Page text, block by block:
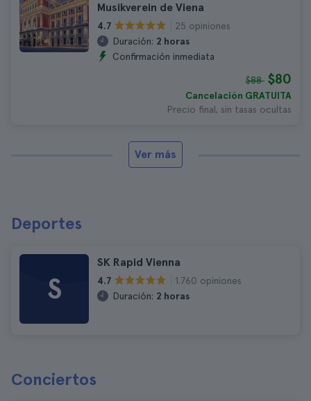
Musikverein de Viena
4.7
25 opiniones
Duración: 2 horas
Confirmación inmediata
$88 $80
Cancelación GRATUITA
Precio final, sin tasas ocultas
Ver más
Deportes
S
SK Rapid Vienna
4.7
1.760 opiniones
Duración: 2 horas
Conciertos